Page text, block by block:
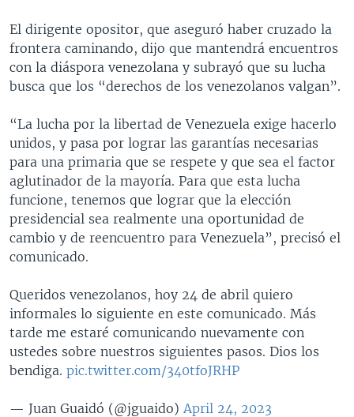
El dirigente opositor, que aseguró haber cruzado la
frontera caminando, dijo que mantendrá encuentros
con la diáspora venezolana y subrayó que su lucha
busca que los “derechos de los venezolanos valgan”.
“La lucha por la libertad de Venezuela exige hacerlo
unidos, y pasa por lograr las garantías necesarias
para una primaria que se respete y que sea el factor
aglutinador de la mayoría. Para que esta lucha
funcione, tenemos que lograr que la elección
presidencial sea realmente una oportunidad de
cambio y de reencuentro para Venezuela”, precisó el
comunicado.
Queridos venezolanos, hoy 24 de abril quiero
informales lo siguiente en este comunicado. Más
tarde me estaré comunicando nuevamente con
ustedes sobre nuestros siguientes pasos. Dios los
bendiga. pic.twitter.com/340tfoJRHP
— Juan Guaidó (@jguaido) April 24, 2023